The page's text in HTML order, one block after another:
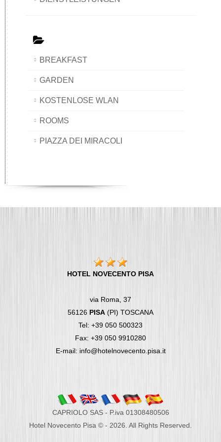
BREAKFAST
GARDEN
KOSTENLOSE WLAN
ROOMS
PIAZZA DEI MIRACOLI
HOTEL NOVECENTO PISA
via Roma, 37
56126 PISA (PI) TOSCANA
Tel: +39 050 500323
Fax: +39 050 9910280
E-mail: info@hotelnovecento.pisa.it
CAPRIOLO SAS - P.iva 01308480506
Hotel Novecento Pisa © - 2026. All Rights Reserved.